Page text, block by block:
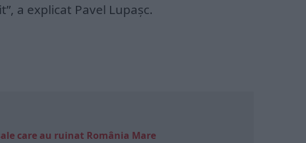
a explicat Pavel Lupaşc.
care au ruinat România Mare